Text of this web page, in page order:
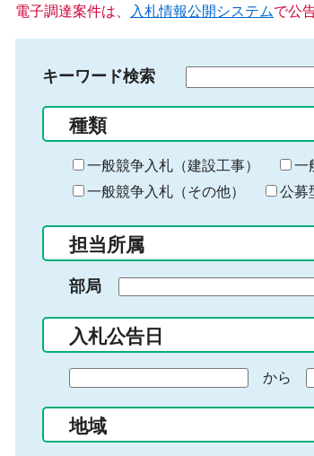
電子調達案件は、 入札情報公開システムで公
キーワード検索
る
キ
ー
ー
入
力
種類
一般競争入札（建設工事） 一
一般競争入札（その他）
公募
担当所属
部局
入札公告日
の
始
から
地域